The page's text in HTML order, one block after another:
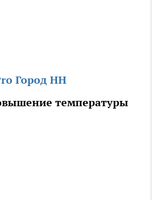
Город НН
температуры